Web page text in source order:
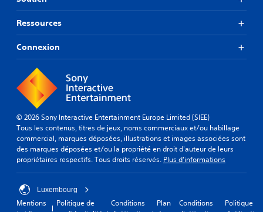
Ressources
Connexion
© 2026 Sony Interactive Entertainment Europe Limited (SIEE)
Tous les contenus, titres de jeux, noms commerciaux et/ou habillage
commercial, marques déposées, illustrations et images associées sont
des marques déposées et/ou la propriété en droit d'auteur de leurs
propriétaires respectifs. Tous droits réservés. Plus d'informations
Luxembourg
Mentions
Politique de
Conditions
Plan
Conditions
Politique